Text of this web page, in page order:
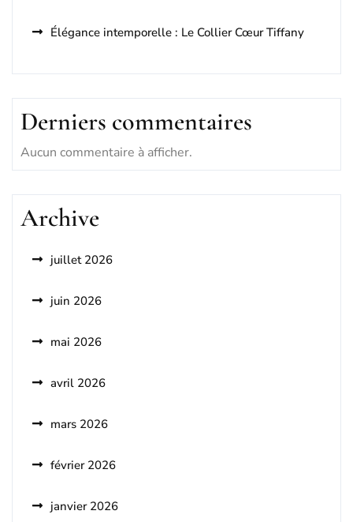
Élégance intemporelle : Le Collier Cœur Tiffany
Derniers commentaires
Aucun commentaire à afficher.
Archive
juillet 2026
juin 2026
mai 2026
avril 2026
mars 2026
février 2026
janvier 2026